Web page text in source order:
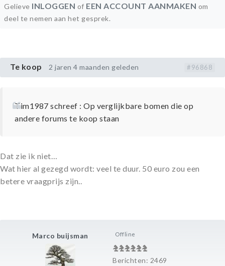
Gelieve INLOGGEN of EEN ACCOUNT AANMAKEN om
deel te nemen aan het gesprek.
Te koop 2 jaren 4 maanden geleden #96868
Marco buijsman Offline
Berichten: 2469
Tim1987 schreef : Op verglijkbare bomen die op
andere forums te koop staan
Dat zie ik niet…
Wat hier al gezegd wordt: veel te duur. 50 euro zou een
betere vraagprijs zijn..